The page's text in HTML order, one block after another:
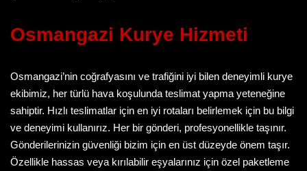
Osmangazi Kurye Hizmeti
Osmangazi’nin coğrafyasını ve trafiğini iyi bilen deneyimli kurye
ekibimiz, her türlü hava koşulunda teslimat yapma yeteneğine
sahiptir. Hızlı teslimatlar için en iyi rotaları belirlemek için bu bilgi
ve deneyimi kullanırız. Her bir gönderi, profesyonellikle taşınır.
Gönderilerinizin güvenliği bizim için en üst düzeyde önem taşır.
Özellikle hassas veya kırılabilir eşyalarınız için özel paketleme